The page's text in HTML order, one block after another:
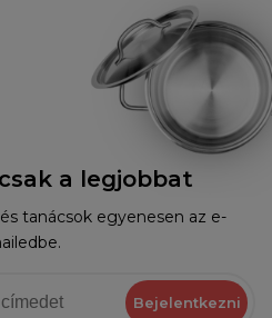
a legjobbat
tanácsok egyenesen az e-
Bejelentkezni